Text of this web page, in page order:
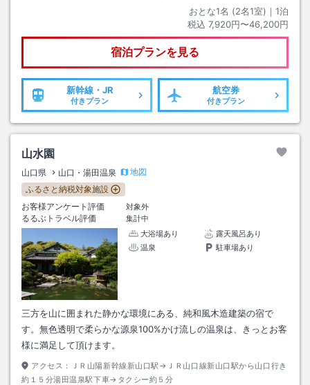
おとな1名 (2名1室)｜ 1泊
税込 7,920円〜46,200円
宿泊プランを見る
新幹線・JR
付きプラン
航空券
付きプラン
山水園
山口県 山口・湯田温泉
地図
ふるさと納税対象施設
お客様アンケート評価
対象外
るるぶトラベル評価
集計中
大浴場あり
露天風呂あり
温泉
駐車場あり
三方を山に囲まれた静かな環境にある、純和風木造建築の宿で
す。無色透明で柔らかな源泉100%かけ流しの温泉は、きっとお客
様に満足して頂けます。
アクセス：
ＪＲ山陽新幹線新山口駅→ＪＲ山口線新山口駅から山口行き
約１５分湯田温泉駅下車→タクシー約５分